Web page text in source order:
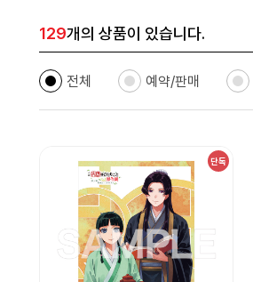
129개의 상품이 있습니다.
전체 예약/판매
단독